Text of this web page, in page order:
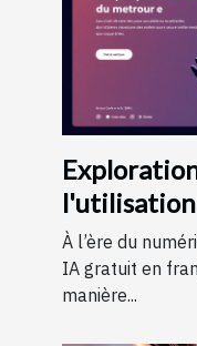
gratuit en
À l’ère du
IA gratuit en
manière...